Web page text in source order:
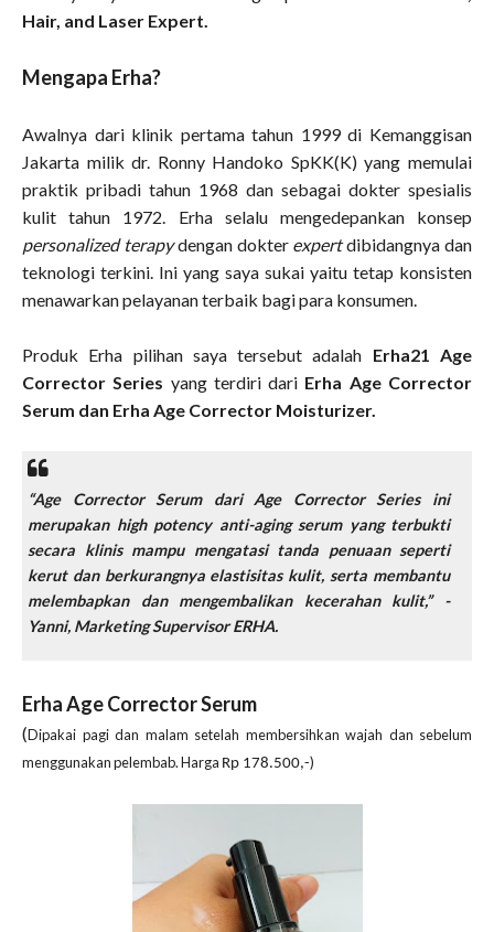
Hair, and Laser Expert.
Mengapa Erha?
Awalnya dari klinik pertama tahun 1999 di Kemanggisan
Jakarta milik dr. Ronny Handoko SpKK(K) yang memulai
praktik pribadi tahun 1968 dan sebagai dokter spesialis
kulit tahun 1972. Erha selalu mengedepankan konsep
personalized terapydengan dokter expertdibidangnya dan
teknologi terkini. Ini yang saya sukai yaitu tetap konsisten
menawarkan pelayanan terbaik bagi para konsumen.
Produk Erha pilihan saya tersebut adalah Erha21 Age
Corrector Series yang terdiri dari Erha Age Corrector
Serum dan Erha Age Corrector Moisturizer.
“Age Corrector Serum dari Age Corrector Series ini
merupakan high potency anti-aging serum yang terbukti
secara klinis mampu mengatasi tanda penuaan seperti
kerut dan berkurangnya elastisitas kulit, serta membantu
melembapkan dan mengembalikan kecerahan kulit,” -
Yanni, Marketing Supervisor ERHA.
Erha Age Corrector Serum
(Dipakai pagi dan malam setelah membersihkan wajah dan sebelum
menggunakan pelembab. Harga Rp 178.500,-)